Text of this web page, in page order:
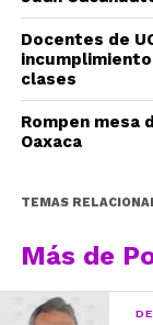
Docentes de
clases
Rompen mesa
Oaxaca
TEMAS
Más de